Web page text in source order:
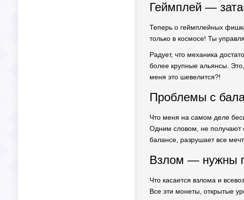
Геймплей —
Теперь о геймплейных
только в космосе! Ты
Радует, что механика
более крупные альянсы.
меня это шевелится?!
Проблемы с
Что меня на самом деле
Одним словом, не получают
балансе, разрушает все
Взлом — нужны
Что касается взлома и
Все эти монеты, открытые